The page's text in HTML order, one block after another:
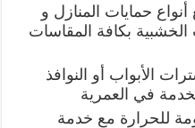
حمايات المنازل و
بكافة المقاسات
الأبواب أو النوافذ
في العمرية
للحرارة مع خدمة